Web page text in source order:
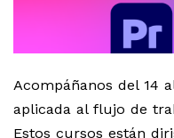
Acompáñanos del 14
aplicada al flujo de
Estos cursos están